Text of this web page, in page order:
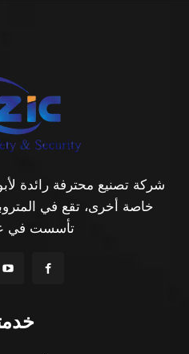
شركة تصنيع محترفة رائدة
خاصة أخرى، تقع في
تأسست في عام